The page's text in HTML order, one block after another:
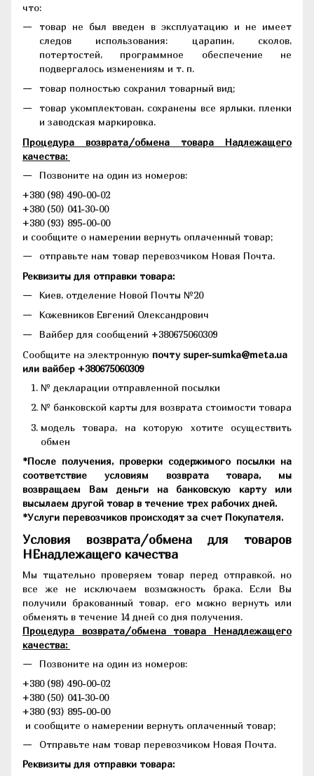
что:
товар не был введен в эксплуатацию и не имеет
следов использования: царапин, сколов,
потертостей, программное обеспечение не
подвергалось изменениям и т. п.
товар полностью сохранил товарный вид;
товар укомплектован, сохранены все ярлыки, пленки
и заводская маркировка.
Процедура возврата/обмена товара Надлежащего
качества:
Позвоните на один из номеров:
+380 (98) 490-00-02
+380 (50) 041-30-00
+380 (93) 895-00-00
и сообщите о намерении вернуть оплаченный товар;
отправьте нам товар перевозчиком Новая Почта.
Реквизиты для отправки товара:
Киев, отделение Новой Почты №20
Кожевников Евгений Олександрович
Вайбер для сообщений +380675060309
Сообщите на электронную почту super-sumka@meta.ua
или вайбер +380675060309
№ декларации отправленной посылки
№ банковской карты для возврата стоимости товара
модель товара, на которую хотите осуществить
обмен
*После получения, проверки содержимого посылки на
соответствие условиям возврата товара, мы
возвращаем Вам деньги на банковскую карту или
высылаем другой товар в течение трех рабочих дней.
*Услуги перевозчиков происходят за счет Покупателя.
Условия возврата/обмена для товаров
НЕнадлежащего качества
Мы тщательно проверяем товар перед отправкой, но
все же не исключаем возможность брака. Если Вы
получили бракованный товар, его можно вернуть или
обменять в течение 14 дней со дня получения.
Процедура возврата/обмена товара Ненадлежащего
качества:
Позвоните на один из номеров:
+380 (98) 490-00-02
+380 (50) 041-30-00
+380 (93) 895-00-00
и сообщите о намерении вернуть оплаченный товар;
Отправьте нам товар перевозчиком Новая Почта.
Реквизиты для отправки товара: